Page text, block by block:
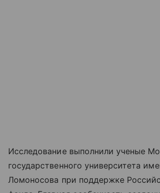
Исследование выполнили ученые
государственного университета
Ломоносова при поддержке